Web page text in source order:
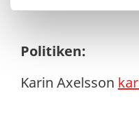
v
Politiken:
Karin Axelsson